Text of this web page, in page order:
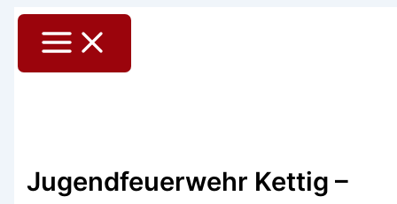
Zum
Main
Menu
Jugendfeuerwehr Kettig –